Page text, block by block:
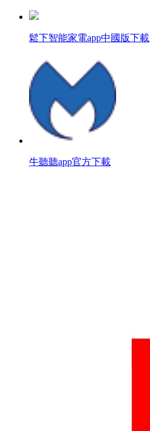
鬆下智能家電app中國版下載
牛聽聽app官方下載